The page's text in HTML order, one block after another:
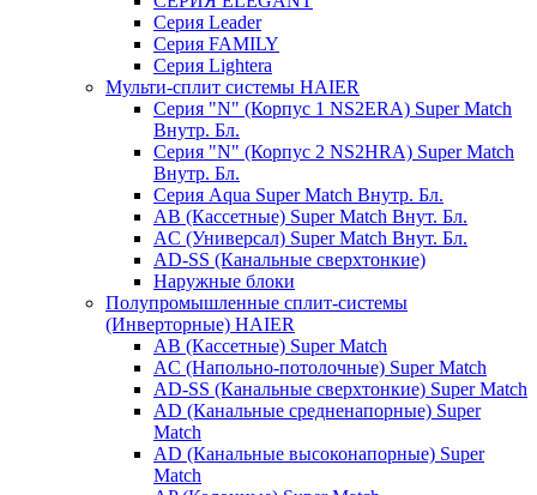
Серия Leader
Серия FAMILY
Серия Lightera
Мульти-сплит системы HAIER
Серия "N" (Корпус 1 NS2ERA) Super Match
Внутр. Бл.
Серия "N" (Корпус 2 NS2HRA) Super Match
Внутр. Бл.
Серия Aqua Super Match Внутр. Бл.
AB (Кассетные) Super Match Внут. Бл.
AC (Универсал) Super Match Внут. Бл.
AD-SS (Канальные сверхтонкие)
Наружные блоки
Полупромышленные сплит-системы
(Инверторные) HAIER
AB (Кассетные) Super Match
AC (Напольно-потолочные) Super Match
AD-SS (Канальные сверхтонкие) Super Match
AD (Канальные средненапорные) Super
Match
AD (Канальные высоконапорные) Super
Match